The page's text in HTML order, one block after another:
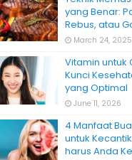
yang Benar:
Rebus, atau
March 24, 2025
Vitamin untuk
Kunci
yang Optimal
June 11, 2026
4 Manfaat
untuk
harus Anda